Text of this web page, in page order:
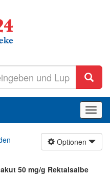
ein-/
Optionen
akut 50 mg/g Rektalsalbe